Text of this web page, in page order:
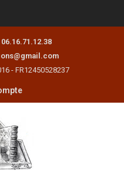
- FR12450528237